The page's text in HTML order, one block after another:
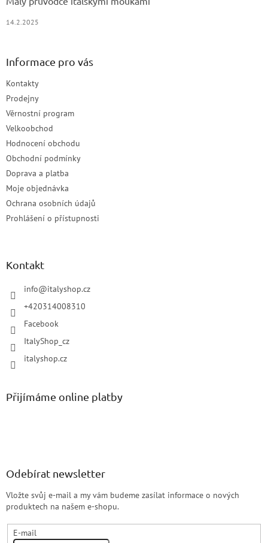
14.2.2025
Informace pro vás
Kontakty
Prodejny
Věrnostní program
Velkoobchod
Hodnocení obchodu
Obchodní podmínky
Doprava a platba
Moje objednávka
Ochrana osobních údajů
Prohlášení o přístupnosti
Kontakt
info@italyshop.cz
+420314008310
Facebook
ItalyShop_cz
italyshop.cz
Přijímáme online platby
Odebírat newsletter
Vložte svůj e-mail a my vám budeme zasílat informace o nových
produktech na našem e-shopu.
E-mail